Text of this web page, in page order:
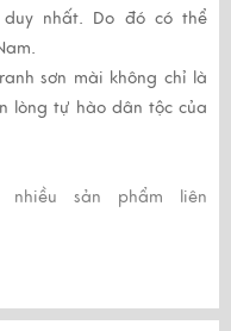
nhất. Do đó có thể
sơn mài không chỉ là
lòng tự hào dân tộc của
sản phẩm liên